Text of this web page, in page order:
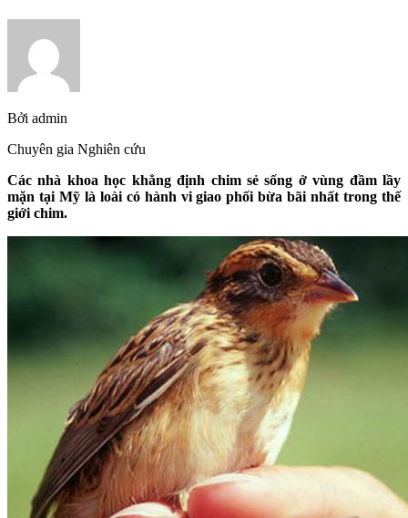
Bởi admin
Chuyên gia Nghiên cứu
Các nhà khoa học khẳng định chim sẻ sống ở vùng đầm lầy
mặn tại Mỹ là loài có hành vi giao phối bừa bãi nhất trong thế
giới chim.